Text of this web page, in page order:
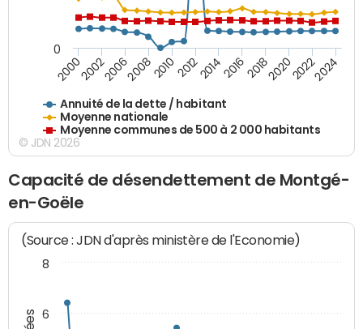
Annuité de la dette / habitant
Moyenne nationale
Moyenne communes de 500 à 2 000 habitants
200020022006200820102012201420162018202020222024
0
© JDN 2026
Capacité de désendettement de Montgé-
en-Goële
(Source : JDN d'après ministère de l'Economie)
6
8